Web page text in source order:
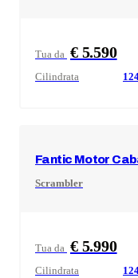
Tua da € 5.590
Cilindrata
Fantic Motor
Scrambler
Tua da € 5.990
Cilindrata